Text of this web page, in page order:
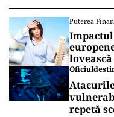
Puterea
repetă